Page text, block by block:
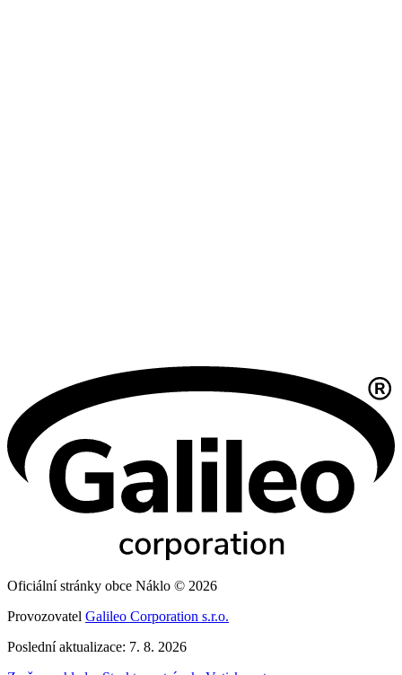
Oficiální stránky obce Náklo © 2026
Provozovatel Galileo Corporation s.r.o.
Poslední aktualizace: 7. 8. 2026